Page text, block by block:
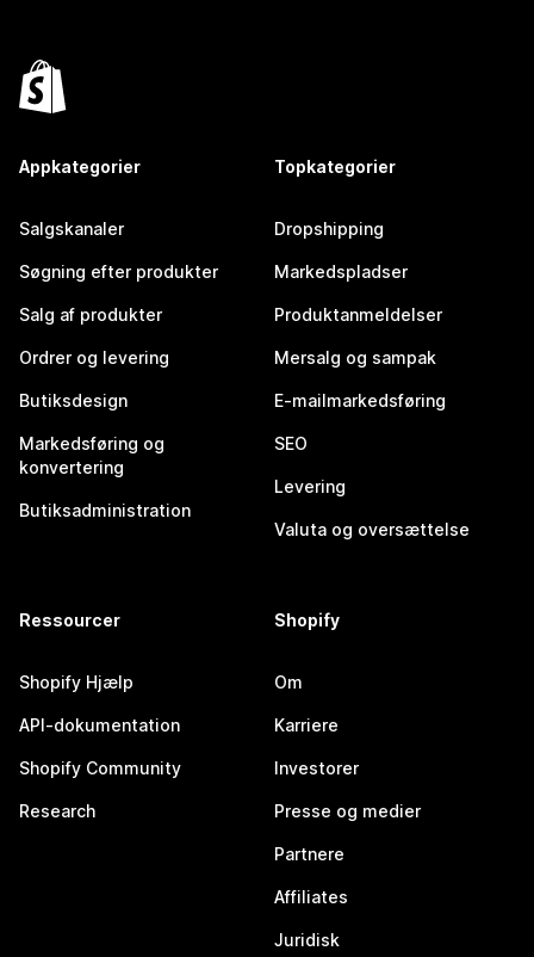
Appkategorier
Salgskanaler
Søgning efter produkter
Salg af produkter
Ordrer og levering
Butiksdesign
Markedsføring og
konvertering
Butiksadministration
Topkategorier
Dropshipping
Markedspladser
Produktanmeldelser
Mersalg og sampak
E-mailmarkedsføring
SEO
Levering
Valuta og oversættelse
Ressourcer
Shopify Hjælp
API-dokumentation
Shopify Community
Research
Shopify
Om
Karriere
Investorer
Presse og medier
Partnere
Affiliates
Juridisk